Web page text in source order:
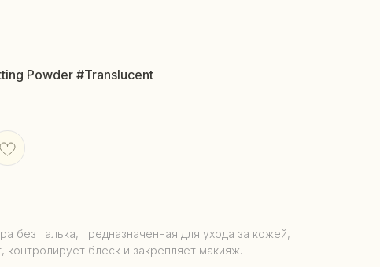
Powder #Translucent
без талька, предназначенная для ухода за кожей,
контролирует блеск и закрепляет макияж.